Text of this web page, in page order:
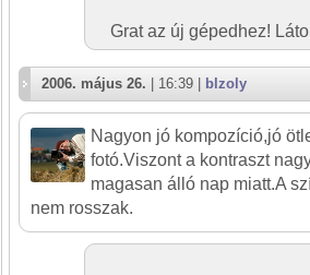
Grat az új gépedhez!
2006. május 26. | 16:39 | blzoly
Nagyon jó kompozíció,jó
fotó.Viszont a kontraszt
magasan álló nap miatt.A
nem rosszak.